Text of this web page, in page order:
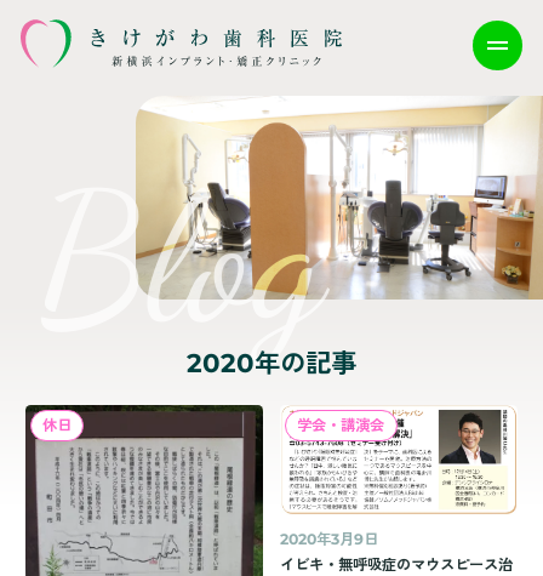
2020年の記事
2020年3月9日
イビキ・無呼吸症のマウスピース治